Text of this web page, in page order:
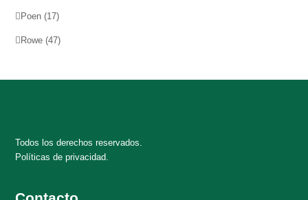
Poen (17)
Rowe (47)
Todos los derechos reservados.
Políticas de privacidad.